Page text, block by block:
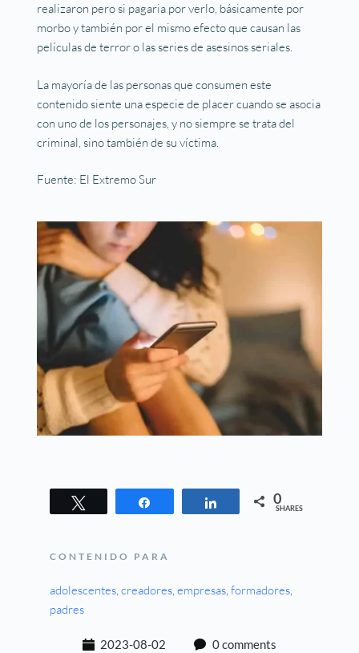
realizaron pero si pagaria por verlo, básicamente por
morbo y también por el mismo efecto que causan las
películas de terror o las series de asesinos seriales.
La mayoría de las personas que consumen este
contenido siente una especie de placer cuando se asocia
con uno de los personajes, y no siempre se trata del
criminal, sino también de su víctima.
Fuente: El Extremo Sur
Share 0
SHARES
CONTENIDO PARA
adolescentes , creadores , empresas , formadores
padres
2023-08-02 0 comments